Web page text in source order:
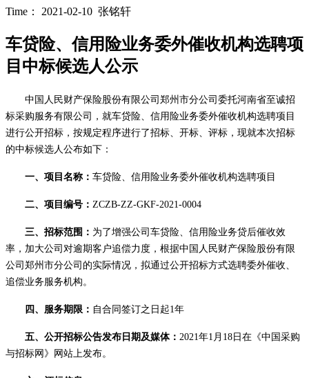
Time： 2021-02-10 张铭轩
车贷险、信用险业务委外催收机构选聘项
目中标候选人公示
中国人民财产保险股份有限公司郑州市分公司委托河南省至诚招
标采购服务有限公司，就车贷险、信用险业务委外催收机构选聘项目
进行公开招标，按规定程序进行了招标、开标、评标，现就本次招标
的中标候选人公布如下：
一、项目名称： 车贷险、信用险业务委外催收机构选聘项目
二、项目编号： ZCZB-ZZ-GKF-2021-0004
三、 招标范围 ： 为了增强公司车贷险、信用险业务贷后催收效
率，加大公司对逾期客户追偿力度，根据中国人民财产保险股份有限
公司郑州市分公司的实际情况，拟通过公开招标方式选聘委外催收、
追偿业务服务机构。
四、服务期限： 自合同签订之日起1年
五、公开招标公告发布日期及媒体： 2021年1 月 18 日在《中国采购
与招标网》网站上发布。